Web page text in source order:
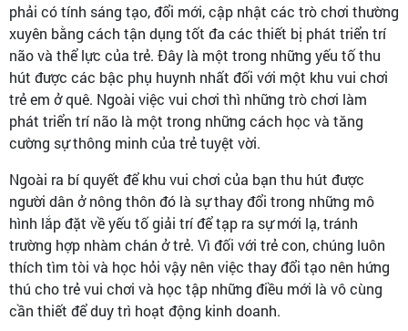
phải có tính sáng tạo, đổi mới, cập nhật các trò chơi thường
xuyên bằng cách tận dụng tốt đa các thiết bị phát triển trí
não và thể lực của trẻ. Đây là một trong những yếu tố thu
hút được các bậc phụ huynh nhất đối với một khu vui chơi
trẻ em ở quê. Ngoài việc vui chơi thì những trò chơi làm
phát triển trí não là một trong những cách học và tăng
cường sự thông minh của trẻ tuyệt vời.
Ngoài ra bí quyết để khu vui chơi của bạn thu hút được
người dân ở nông thôn đó là sự thay đổi trong những mô
hình lắp đặt về yếu tố giải trí để tạp ra sự mới lạ, tránh
trường hợp nhàm chán ở trẻ. Vì đối với trẻ con, chúng luôn
thích tìm tòi và học hỏi vậy nên việc thay đổi tạo nên hứng
thú cho trẻ vui chơi và học tập những điều mới là vô cùng
cần thiết để duy trì hoạt động kinh doanh.